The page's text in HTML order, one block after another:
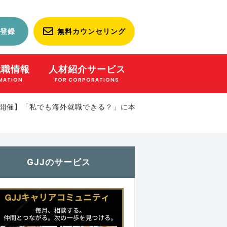
録 無料カウンセリング
情報 人材紹介サービス
FOR CORPORATIONS
催】「私でも海外就職できる？」に本
GJJのサービス